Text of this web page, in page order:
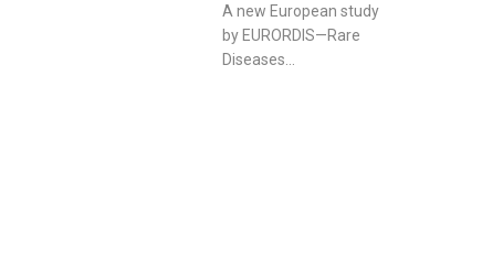
A new European study
by EURORDIS—Rare
Diseases...